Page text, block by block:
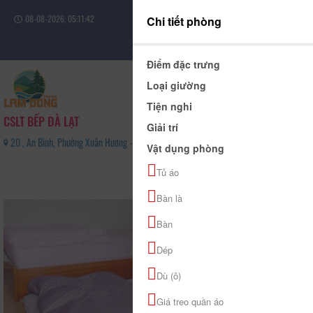
08-08-2026, 05:11:42
Đăng nhập
CSLT BẾP ĐÀ LẠT
20 , An Bình, Phường Xuân Hương - Đà Lạt, Tỉnh Lâm Đồng - 0949385050
Chi tiết phòng
Điểm đặc trưng
Loại giường
Tiện nghi
Giải trí
Vật dụng phòng
Tủ áo
Bàn là
Bàn
Dép
Dù (ô)
Giá treo quần áo